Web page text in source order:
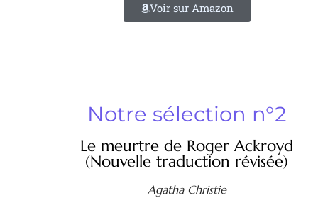
Voir sur Amazon
Notre sélection n°2
Le meurtre de Roger Ackroyd
(Nouvelle traduction révisée)
Agatha Christie